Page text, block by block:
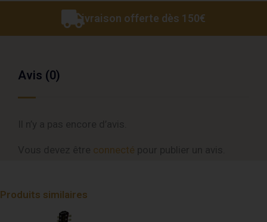
Livraison offerte dès 150€
Avis (0)
connecté
Produits similaires